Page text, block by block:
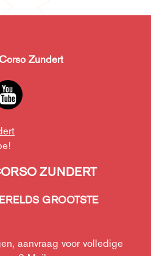
Zundert
ZUNDERT
GROOTSTE
aanvraag voor volledige